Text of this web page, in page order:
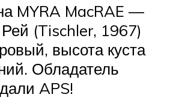
MYRA MacRAE —
(Tischler, 1967)
высота куста
Обладатель
APS!